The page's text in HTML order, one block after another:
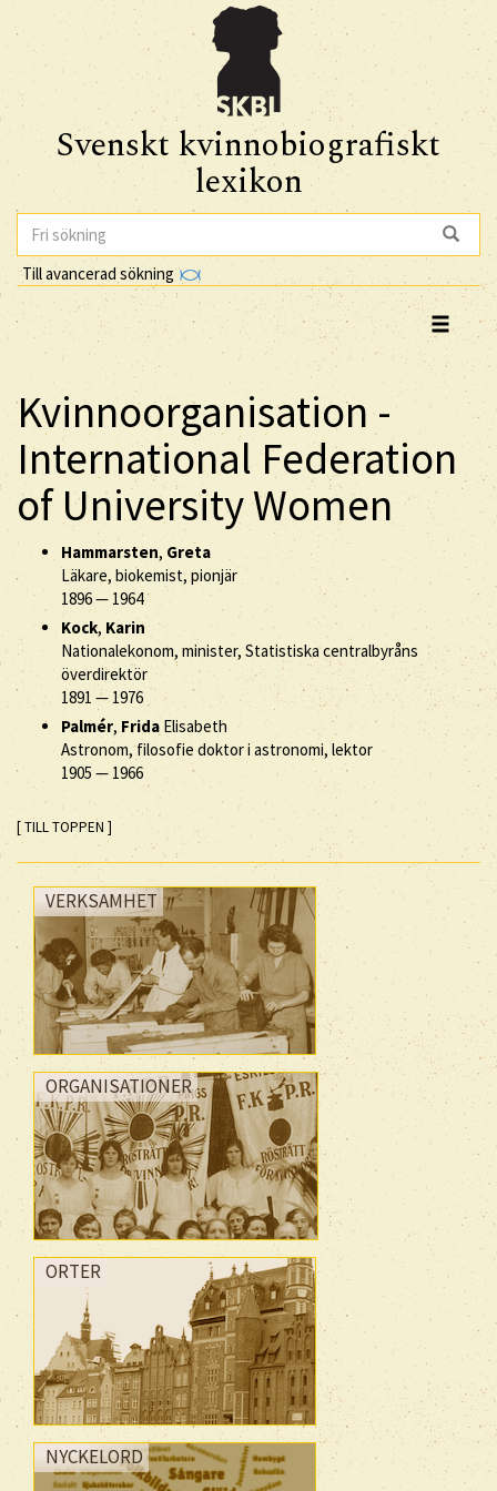
Svenskt kvinnobiografiskt
lexikon
Till avancerad sökning
Kvinnoorganisation -
International Federation
of University Women
Hammarsten, Greta
Läkare, biokemist, pionjär
1896— 1964
Kock, Karin
Nationalekonom, minister, Statistiska centralbyråns
överdirektör
1891 —1976
Palmér, Frida Elisabeth
Astronom, filosofie doktor i astronomi, lektor
1905 — 1966
[ TILL TOPPEN ]
VERKSAMHET
ORGANISATIONER
ORTER
NYCKELORD